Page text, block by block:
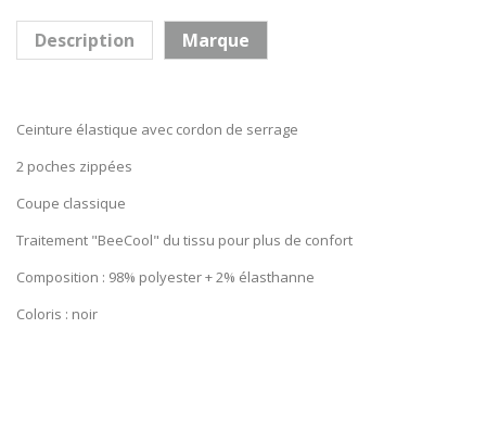
Description Marque
Ceinture élastique avec cordon de serrage
2 poches zippées
Coupe classique
Traitement "BeeCool" du tissu pour plus de confort
Composition : 98% polyester + 2% élasthanne
Coloris : noir
Pant Training Authentic SR /
HOPC
Pant Training Authentic Lady /